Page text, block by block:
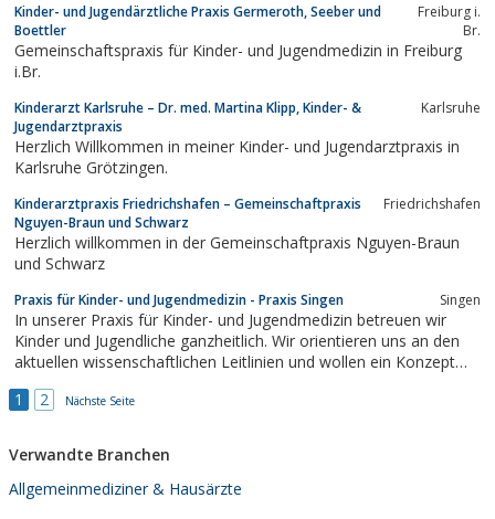
Kinder- und Jugendärztliche Praxis Germeroth, Seeber und
Boettler
Freiburg i.
Br.
Gemeinschaftspraxis für Kinder- und Jugendmedizin in Freiburg
i.Br.
Kinderarzt Karlsruhe – Dr. med. Martina Klipp, Kinder- &
Jugendarztpraxis
Karlsruhe
Herzlich Willkommen in meiner Kinder- und Jugendarztpraxis in
Karlsruhe Grötzingen.
Kinderarztpraxis Friedrichshafen – Gemeinschaftpraxis
Nguyen-Braun und Schwarz
Friedrichshafen
Herzlich willkommen in der Gemeinschaftpraxis Nguyen-Braun
und Schwarz
Praxis für Kinder- und Jugendmedizin - Praxis Singen Singen
In unserer Praxis für Kinder- und Jugendmedizin betreuen wir
Kinder und Jugendliche ganzheitlich. Wir orientieren uns an den
aktuellen wissenschaftlichen Leitlinien und wollen ein Konzept
umfasst.
1 2 Nächste Seite
Verwandte Branchen
Allgemeinmediziner & Hausärzte